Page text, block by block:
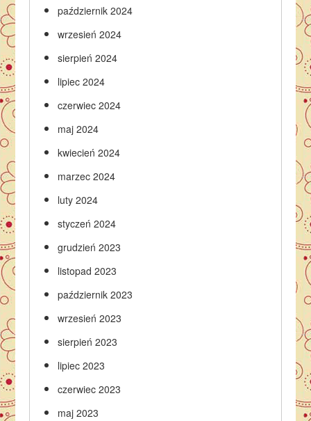
październik 2024
wrzesień 2024
sierpień 2024
lipiec 2024
czerwiec 2024
maj 2024
kwiecień 2024
marzec 2024
luty 2024
styczeń 2024
grudzień 2023
listopad 2023
październik 2023
wrzesień 2023
sierpień 2023
lipiec 2023
czerwiec 2023
maj 2023